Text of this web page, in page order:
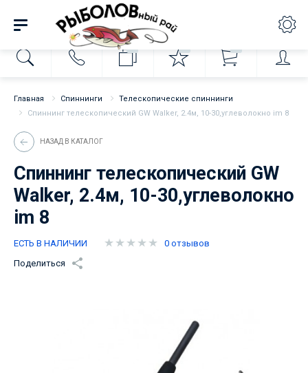
Главная Спиннинги
Телескопические спиннинги
Спиннинг телескопический GW Walker, 2.4м, 10-30,углеволокно im 8
НАЗАД В КАТАЛОГ
Спиннинг телескопический GW
Walker, 2.4м, 10-30,углеволокно
im 8
ЕСТЬ В НАЛИЧИИ
0 отзывов
Поделиться